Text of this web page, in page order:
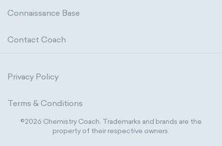
Connaissance Base
Contact Coach
Privacy Policy
Terms & Conditions
©2026 Chemistry Coach. Trademarks and brands are the
property of their respective owners.